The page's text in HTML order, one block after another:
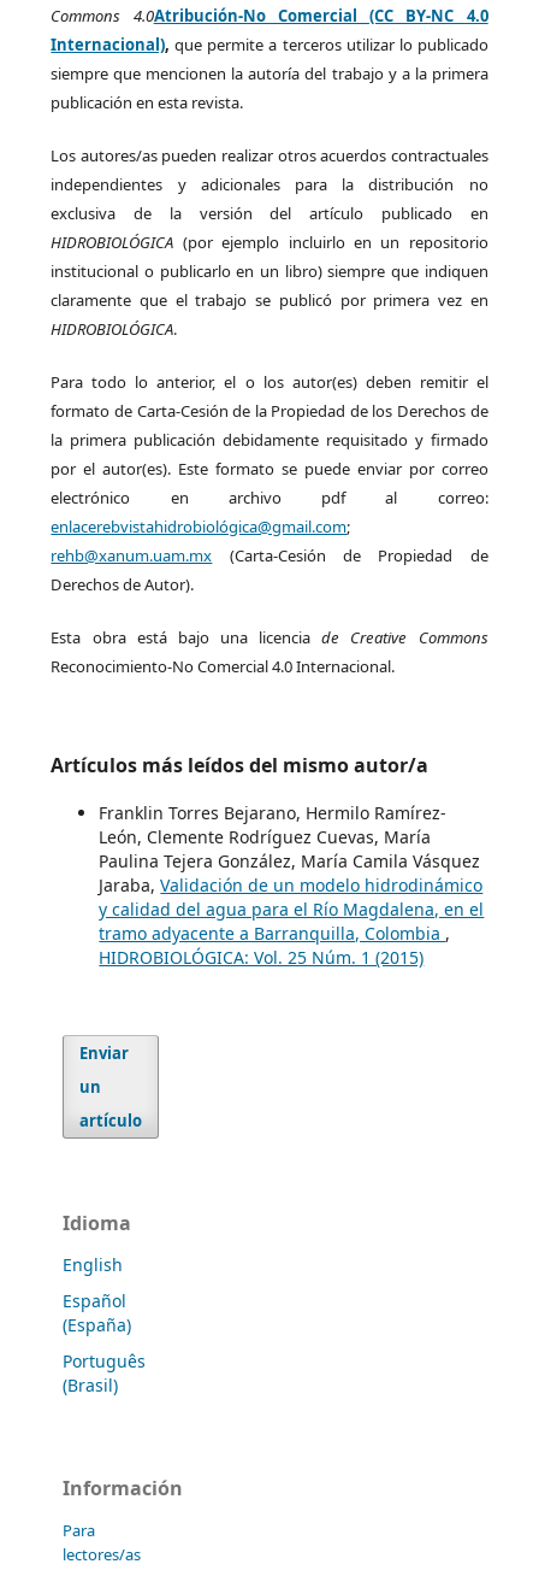
Commons 4.0Atribución-No Comercial (CC BY-NC 4.0
Internacional),que permite a terceros utilizar lo publicado
siempre que mencionen la autoría del trabajo y a la primera
publicación en esta revista.
Los autores/as pueden realizar otros acuerdos contractuales
independientes y adicionales para la distribución no
exclusiva de la versión del artículo publicado en
HIDROBIOLÓGICA (por ejemplo incluirlo en un repositorio
institucional o publicarlo en un libro) siempre que indiquen
claramente que el trabajo se publicó por primera vez en
HIDROBIOLÓGICA.
Para todo lo anterior, el o los autor(es) deben remitir el
formato de Carta-Cesión de la Propiedad de los Derechos de
la primera publicación debidamente requisitado y firmado
por el autor(es). Este formato se puede enviar por correo
electrónico en archivo pdf al correo:
enlacerebvistahidrobiológica@gmail.com;
rehb@xanum.uam.mx (Carta-Cesión de Propiedad de
Derechos de Autor).
Esta obra está bajo una licenciade Creative Commons
Reconocimiento-No Comercial 4.0 Internacional.
Artículos más leídos del mismo autor/a
Franklin Torres Bejarano, Hermilo Ramírez-
León, Clemente Rodríguez Cuevas, María
Paulina Tejera González, María Camila Vásquez
Jaraba,Validación de un modelo hidrodinámico
y calidad del agua para el Río Magdalena, en el
tramo adyacente a Barranquilla, Colombia ,
HIDROBIOLÓGICA: Vol. 25 Núm. 1 (2015)
Enviar
un
artículo
Idioma
English
Español
(España)
Português
(Brasil)
Información
Para
lectores/as